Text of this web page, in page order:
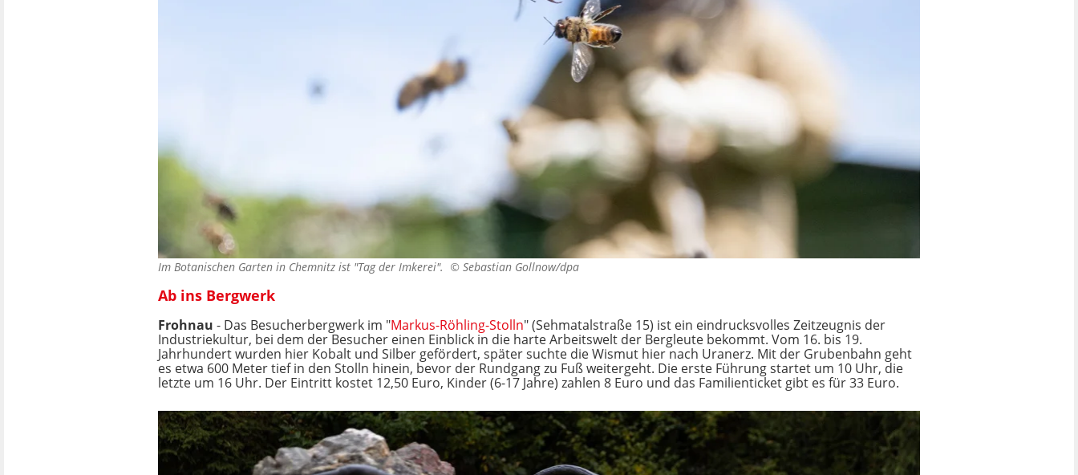
Im Botanischen Garten in Chemnitz ist "Tag der Imkerei". © Sebastian Gollnow/dpa
Ab ins Bergwerk
Frohnau - Das Besucherbergwerk im "Markus-Röhling-Stolln" (Sehmatalstraße 15) ist ein eindrucksvolles Zeitzeugnis der
Industriekultur, bei dem der Besucher einen Einblick in die harte Arbeitswelt der Bergleute bekommt. Vom 16. bis 19.
Jahrhundert wurden hier Kobalt und Silber gefördert, später suchte die Wismut hier nach Uranerz. Mit der Grubenbahn geht
es etwa 600 Meter tief in den Stolln hinein, bevor der Rundgang zu Fuß weitergeht. Die erste Führung startet um 10 Uhr, die
letzte um 16 Uhr. Der Eintritt kostet 12,50 Euro, Kinder (6-17 Jahre) zahlen 8 Euro und das Familienticket gibt es für 33 Euro.